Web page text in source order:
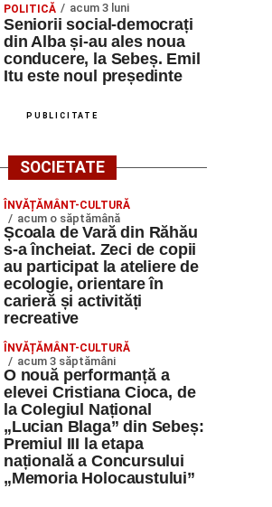
POLITICĂ acum 3 luni
Seniorii social-democrați
din Alba și-au ales noua
conducere, la Sebeș. Emil
Itu este noul președinte
PUBLICITATE
SOCIETATE
ÎNVĂȚĂMÂNT-CULTURĂ
acum o săptămână
Școala de Vară din Răhău
s-a încheiat. Zeci de copii
au participat la ateliere de
ecologie, orientare în
carieră și activități
recreative
ÎNVĂȚĂMÂNT-CULTURĂ
acum 3 săptămâni
O nouă performanță a
elevei Cristiana Cioca, de
la Colegiul Național
„Lucian Blaga” din Sebeș:
Premiul III la etapa
națională a Concursului
„Memoria Holocaustului”